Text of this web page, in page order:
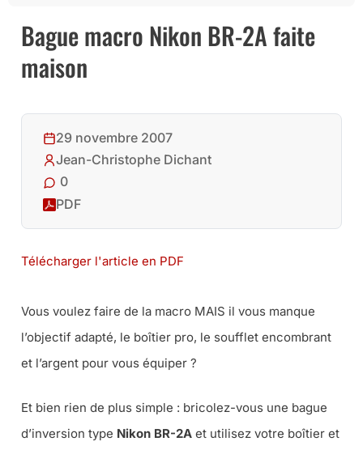
Bague macro Nikon BR-2A faite
maison
29 novembre 2007
Jean-Christophe Dichant
0
PDF
Télécharger l'article en PDF
Vous voulez faire de la macro MAIS il vous manque
l’objectif adapté, le boîtier pro, le soufflet encombrant
et l’argent pour vous équiper ?
Et bien rien de plus simple : bricolez-vous une bague
d’inversion type Nikon BR-2A et utilisez votre boîtier et